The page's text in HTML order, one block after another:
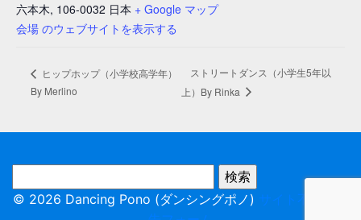
六本木, 106-0032 日本 + Google マップ
会場 のウェブサイトを表示する
ヒップホップ（小学校高学年）
By Merlino
ストリートダンス（小学生5年以
上）By Rinka
© 2026 Dancing Pono (ダンシングポノ) サイト不具合報